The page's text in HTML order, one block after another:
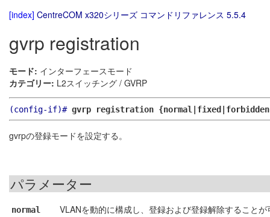
[index] CentreCOM x320シリーズ コマンドリファレンス 5.5.4
gvrp registration
モード: インターフェースモード
カテゴリー: L2スイッチング / GVRP
(config-if)# gvrp registration
gvrpの登録モードを設定する。
パラメーター
normal VLANを動的に構成し、登録および登録解除することが